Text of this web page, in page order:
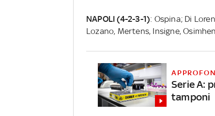
NAPOLI (4-2-3-1): Ospina; Di
Lozano, Mertens, Insigne, Osimhen.
Serie A:
tamponi